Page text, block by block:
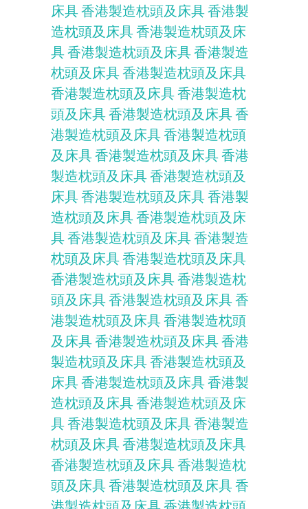
床具香港製造枕頭及床具香港製
造枕頭及床具香港製造枕頭及床
具香港製造枕頭及床具香港製造
枕頭及床具香港製造枕頭及床具
香港製造枕頭及床具香港製造枕
頭及床具香港製造枕頭及床具香
港製造枕頭及床具香港製造枕頭
及床具香港製造枕頭及床具香港
製造枕頭及床具香港製造枕頭及
床具香港製造枕頭及床具香港製
造枕頭及床具香港製造枕頭及床
具香港製造枕頭及床具香港製造
枕頭及床具香港製造枕頭及床具
香港製造枕頭及床具香港製造枕
頭及床具香港製造枕頭及床具香
港製造枕頭及床具香港製造枕頭
及床具香港製造枕頭及床具香港
製造枕頭及床具香港製造枕頭及
床具香港製造枕頭及床具香港製
造枕頭及床具香港製造枕頭及床
具香港製造枕頭及床具香港製造
枕頭及床具香港製造枕頭及床具
香港製造枕頭及床具香港製造枕
頭及床具香港製造枕頭及床具香
港製造枕頭及床具香港製造枕頭